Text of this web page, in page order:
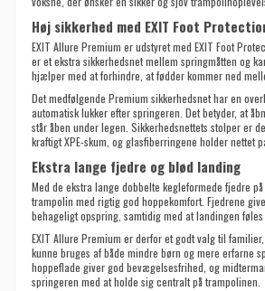
Høj sikkerhed med EXIT Foot
EXIT Allure Premium er udstyret med EXIT Foot
er et ekstra sikkerhedsnet mellem springmåtten og
hjælper med at forhindre, at fødder kommer ned
Det medfølgende Premium sikkerhedsnet har en
automatisk lukker efter springeren. Det betyder, at
står åben under legen. Sikkerhedsnettets stolper er
kraftigt XPE-skum, og glasfiberringene holder nettet
Ekstra lange fjedre og blød landing
Med de ekstra lange dobbelte kegleformede fjedre
trampolin med rigtig god hoppekomfort. Fjedrene
behageligt opspring, samtidig med at landingen
EXIT Allure Premium er derfor et godt valg til
kunne bruges af både mindre børn og mere erfarne
hoppeflade giver god bevægelsesfrihed, og
springeren med at holde sig centralt på trampolinen.